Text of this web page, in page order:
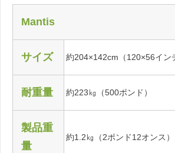
Mantis
サイズ 約204×142cm（120×56イン
耐重量 約223㎏（500ポンド）
製品重
量
約1.2㎏（2ポンド12オンス）